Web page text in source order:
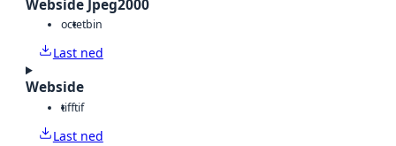
Webside Jpeg2000
octetbin
Last ned
Webside
tifftif
Last ned